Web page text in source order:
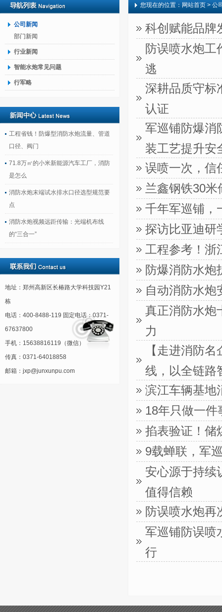
公司新闻
部门新闻
行业新闻
智能水炮常见问题
行军略
工程省钱！防爆型消防水炮流量、管道
口径、阀门
71.8万㎡的小米新能源汽车工厂，消防
是怎么
消防水炮末端试水排水口径选型规范要
点
消防水炮视频远距传输：光端机布线
的“三合一”
地址：郑州高新区长椿路大学科技园Y21
栋
电话：400-8488-119 固定电话：0371-
67637800
手机：15638816119（微信）
传真：0371-64018858
邮箱：jxp@junxunpu.com
您现在的位置： 网站首页 > 公
科创赋能品牌
防误喷水炮工
逃
深耕品质守标
认证
军巡铺防爆消
装工艺提升安
误喷一次，信
兰鑫钢铁30
千年军巡铺
探访比亚迪研
工程参考！浙
防爆消防水炮
自动消防水炮
真正消防水
力
【走进消防
线，以全链路
滨江车辆基地
18年只做一
掐表验证！储
9载蝉联，军
安心源于持续
值得信赖
防误喷水炮再
军巡铺防误喷
行